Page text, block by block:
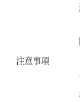
注意事項